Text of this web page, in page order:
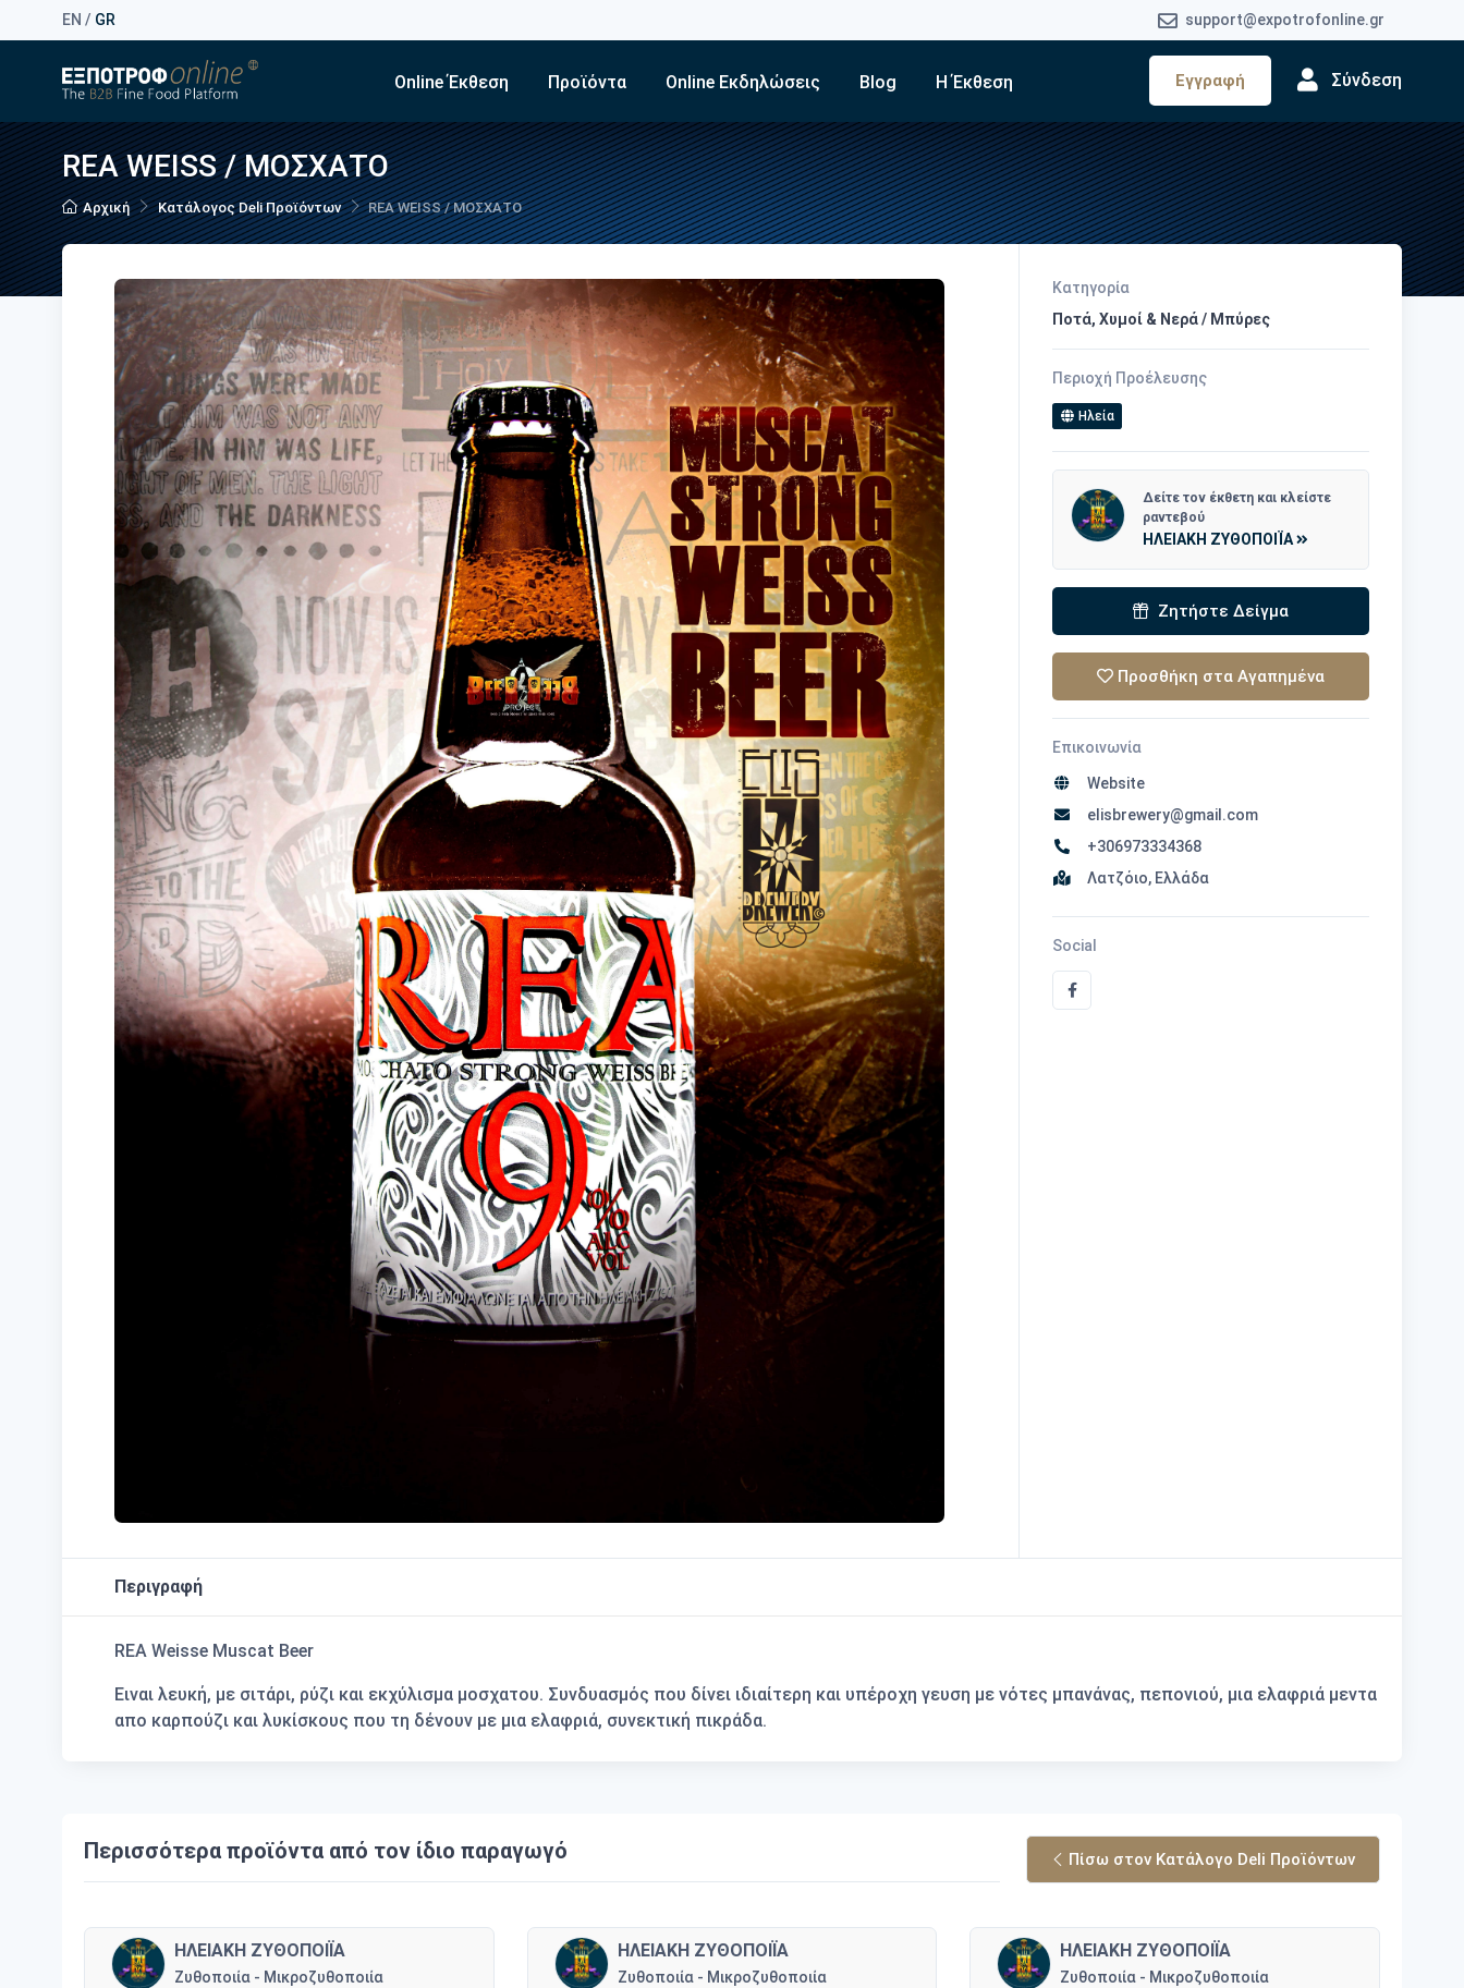
EN / GR support@expotrofonline.gr
Εγγραφή Σύνδεση
Online Έκθεση Προϊόντα Online Εκδηλώσεις Blog Η Έκθεση
REA WEISS / ΜΟΣΧΑΤΟ
Αρχική Κατάλογος Deli Προϊόντων REA WEISS / ΜΟΣΧΑΤΟ
Κατηγορία
Ποτά, Χυμοί & Νερά / Μπύρες
Περιοχή Προέλευσης
Ηλεία
Δείτε τον έκθετη και κλείστε
ραντεβού
ΗΛΕΙΑΚΗ ΖΥΘΟΠΟΙΪΑ
Ζητήστε Δείγμα
Προσθήκη στα Αγαπημένα
Επικοινωνία
Website
elisbrewery@gmail.com
+306973334368
Λατζόιο, Ελλάδα
Social
Περιγραφή
REA Weisse Muscat Beer
Ειναι λευκή, με σιτάρι, ρύζι και εκχύλισμα μοσχατου. Συνδυασμός που δίνει ιδιαίτερη και υπέροχη γευση με νότες μπανάνας, πεπονιού, μια ελαφριά μεντα
απο καρπούζι και λυκίσκους που τη δένουν με μια ελαφριά, συνεκτική πικράδα.
Περισσότερα προϊόντα από τον ίδιο παραγωγό Πίσω στον Κατάλογο Deli Προϊόντων
ΗΛΕΙΑΚΗ ΖΥΘΟΠΟΙΪΑ
Ζυθοποιία - Μικροζυθοποιία
ΗΛΕΙΑΚΗ ΖΥΘΟΠΟΙΪΑ
Ζυθοποιία - Μικροζυθοποιία
ΗΛΕΙΑΚΗ ΖΥΘΟΠΟΙΪΑ
Ζυθοποιία - Μικροζυθοποιία